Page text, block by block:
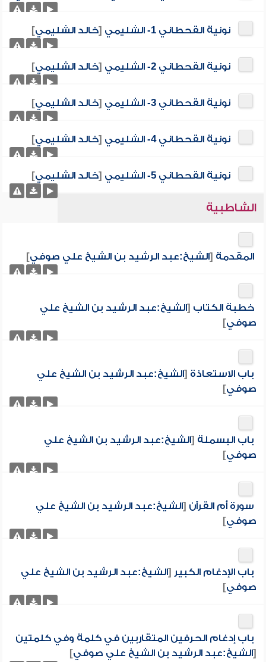
نونية القحطاني 1- الشليمي [خالد الشليمي]
نونية القحطاني 2- الشليمي [خالد الشليمي]
نونية القحطاني 3- الشليمي [خالد الشليمي]
نونية القحطاني 4- الشليمي [خالد الشليمي]
نونية القحطاني 5- الشليمي [خالد الشليمي]
الشاطبية
المقدمة [الشيخ:عبد الرشيد بن الشيخ علي صوفي]
خطبة الكتاب [الشيخ:عبد الرشيد بن الشيخ علي
صوفي]
باب الاستعاذة [الشيخ:عبد الرشيد بن الشيخ علي
صوفي]
باب البسملة [الشيخ:عبد الرشيد بن الشيخ علي
صوفي]
سورة أم القرآن [الشيخ:عبد الرشيد بن الشيخ علي
صوفي]
باب الإدغام الكبير [الشيخ:عبد الرشيد بن الشيخ علي
صوفي]
باب إدغام الحرفين المتقاربين في كلمة وفي كلمتين
[الشيخ:عبد الرشيد بن الشيخ علي صوفي]